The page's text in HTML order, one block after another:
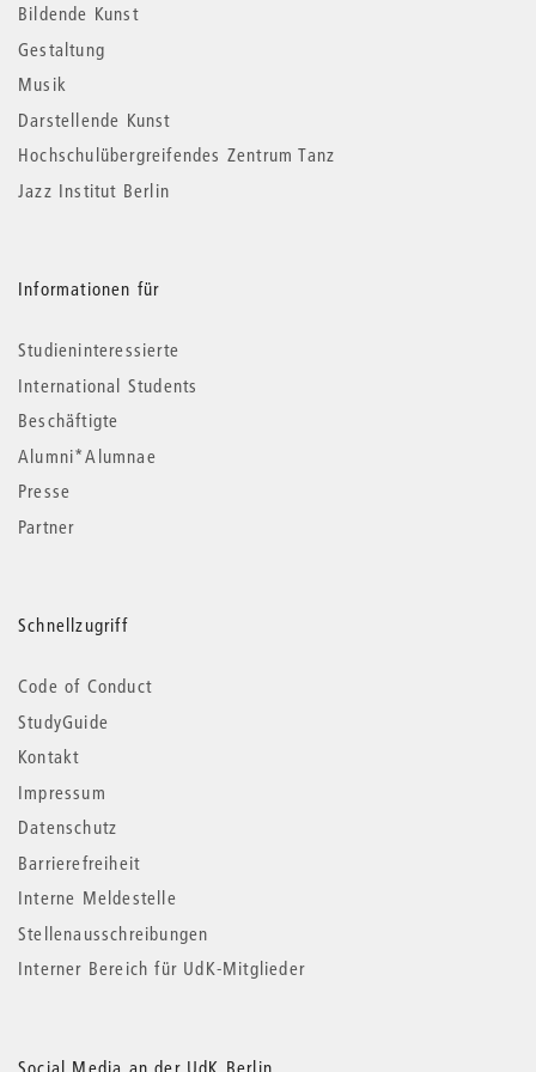
Bildende Kunst
Gestaltung
Musik
Darstellende Kunst
Hochschulübergreifendes Zentrum Tanz
Jazz Institut Berlin
Informationen für
Studieninteressierte
International Students
Beschäftigte
Alumni*Alumnae
Presse
Partner
Schnellzugriff
Code of Conduct
StudyGuide
Kontakt
Impressum
Datenschutz
Barrierefreiheit
Interne Meldestelle
Stellenausschreibungen
Interner Bereich für UdK-Mitglieder
Social Media an der UdK Berlin